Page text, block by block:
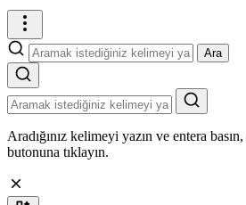
Ara
Aradığınız kelimeyi yazın ve entera
butonuna tıklayın.